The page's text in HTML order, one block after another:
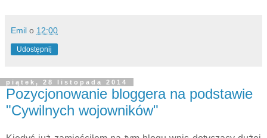
Emil o 12:00
Udostępnij
piątek, 28 listopada 2014
Pozycjonowanie bloggera na podstawie
"Cywilnych wojowników"